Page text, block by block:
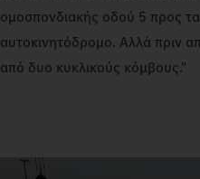
ομοσπονδιακής οδού 5 προς
αυτοκινητόδρομο. Αλλά πριν
από δυο κυκλικούς κόμβους."